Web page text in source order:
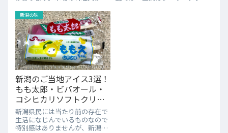
られ、とても大好きなお店で
度々行くことはあったのです
が、今回はちょっと特別な気持
ちで訪問です。とても個人的な
話になりますが、当ブロ...
新潟の味
新潟のご当地アイス3選！
もも太郎・ビバオール・
コシヒカリソフトクリー
ム
新潟県民には当たり前の存在で
生活になじんでいるものなので
特別感はありませんが、新潟に